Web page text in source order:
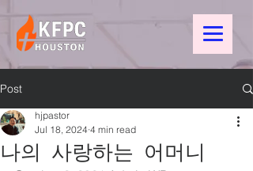
Post
나의 사랑하는 어머니
hjpastor
Jul 18, 2024 4 min read